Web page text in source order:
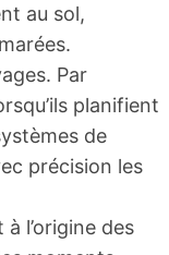
au sol,
Par
planifient
de
précision les
l’origine des